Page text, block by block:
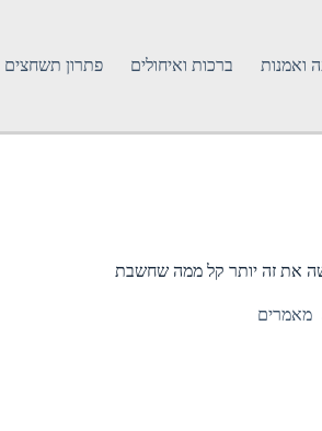
ואמנות ברכות ואיחולים פתרון תשחצים
את זה יותר קל ממה שחשבת
מאמרים